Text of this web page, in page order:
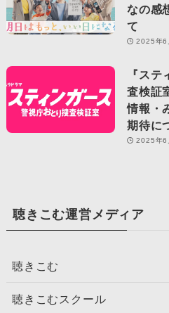
なの感
て
2025年6
『ス
査検証
情報・
期待に
2025年6
聴きこむ運営メディア
聴きこむ
聴きこむスクール